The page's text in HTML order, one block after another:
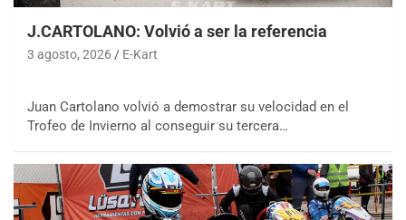
J.CARTOLANO: Volvió a ser la referencia
3 agosto, 2026 E-Kart
Juan Cartolano volvió a demostrar su velocidad en el
Trofeo de Invierno al conseguir su tercera…